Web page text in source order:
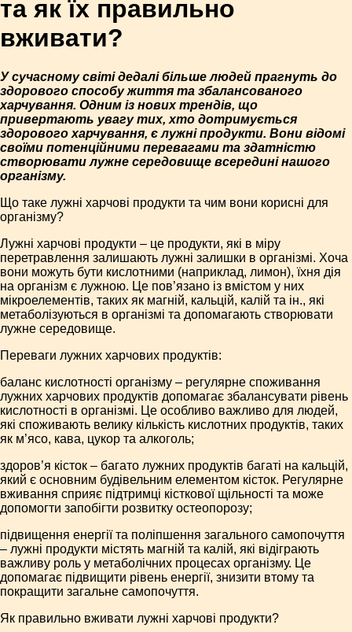
та як їх правильно
вживати?
У сучасному світі дедалі більше людей прагнуть до
здорового способу життя та збалансованого
харчування. Одним із нових трендів, що
привертають увагу тих, хто дотримується
здорового харчування, є лужні продукти. Вони відомі
своїми потенційними перевагами та здатністю
створювати лужне середовище всередині нашого
організму.
Що таке лужні харчові продукти та чим вони корисні для
організму?
Лужні харчові продукти – це продукти, які в міру
перетравлення залишають лужні залишки в організмі. Хоча
вони можуть бути кислотними (наприклад, лимон), їхня дія
на організм є лужною. Це пов’язано із вмістом у них
мікроелементів, таких як магній, кальцій, калій та ін., які
метаболізуються в організмі та допомагають створювати
лужне середовище.
Переваги лужних харчових продуктів:
баланс кислотності організму – регулярне споживання
лужних харчових продуктів допомагає збалансувати рівень
кислотності в організмі. Це особливо важливо для людей,
які споживають велику кількість кислотних продуктів, таких
як м’ясо, кава, цукор та алкоголь;
здоров’я кісток – багато лужних продуктів багаті на кальцій,
який є основним будівельним елементом кісток. Регулярне
вживання сприяє підтримці кісткової щільності та може
допомогти запобігти розвитку остеопорозу;
підвищення енергії та поліпшення загального самопочуття
– лужні продукти містять магній та калій, які відіграють
важливу роль у метаболічних процесах організму. Це
допомагає підвищити рівень енергії, знизити втому та
покращити загальне самопочуття.
Як правильно вживати лужні харчові продукти?